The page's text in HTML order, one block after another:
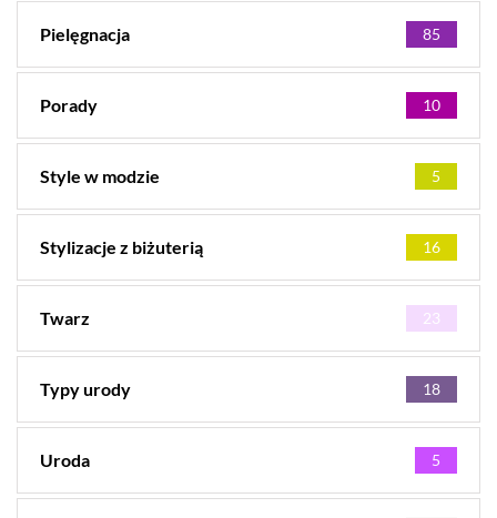
Pielęgnacja 85
Porady 10
Style w modzie 5
Stylizacje z biżuterią 16
Twarz 23
Typy urody 18
Uroda 5